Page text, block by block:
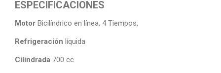
ESPECIFICACIONES
Motor Bicilíndrico en línea, 4 Tiempos,
Refrigeración líquida
Cilindrada 700 cc